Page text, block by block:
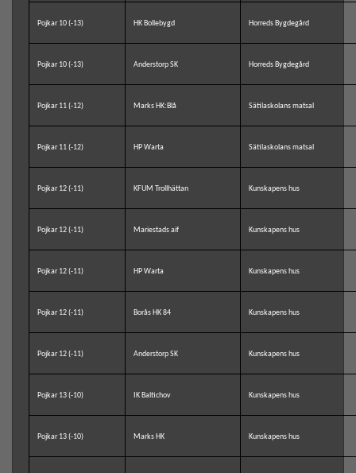
Pojkar 10 (-13) HK Bollebygd Horreds Bygdegård
Pojkar 10 (-13) Anderstorp SK Horreds Bygdegård
Pojkar 11 (-12) Marks HK:Blå Sätilaskolans matsal
Pojkar 11 (-12) HP Warta Sätilaskolans matsal
Pojkar 12 (-11) KFUM Trollhättan Kunskapens hus
Pojkar 12 (-11) Mariestads aif Kunskapens hus
Pojkar 12 (-11) HP Warta Kunskapens hus
Pojkar 12 (-11) Borås HK 84 Kunskapens hus
Pojkar 12 (-11) Anderstorp SK Kunskapens hus
Pojkar 13 (-10) IK Baltichov Kunskapens hus
Pojkar 13 (-10) Marks HK Kunskapens hus